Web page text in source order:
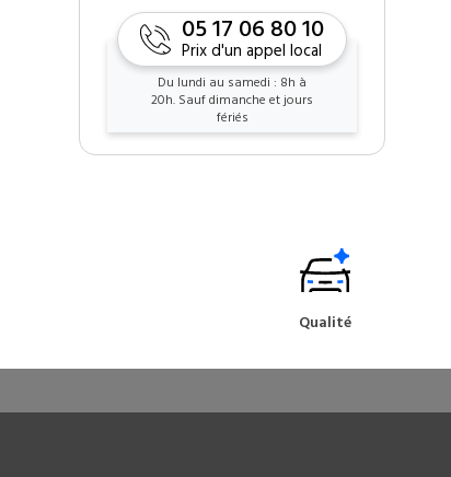
05 17 06 80 10
Prix d'un appel local
Du lundi au samedi : 8h à
20h. Sauf dimanche et jours
fériés
Qualité